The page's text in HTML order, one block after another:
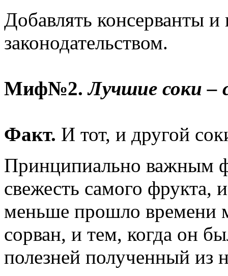
Добавлять консерванты
законодательством.
Миф№2.Лучшие соки
Факт. И тот, и другой
Принципиально важным
свежесть самого фрукта,
меньше прошло времени
сорван, и тем, когда он
полезней полученный из